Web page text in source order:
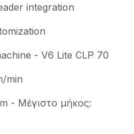
integration
- V6 Lite CLP 70
min
Μέγιστο μήκος: